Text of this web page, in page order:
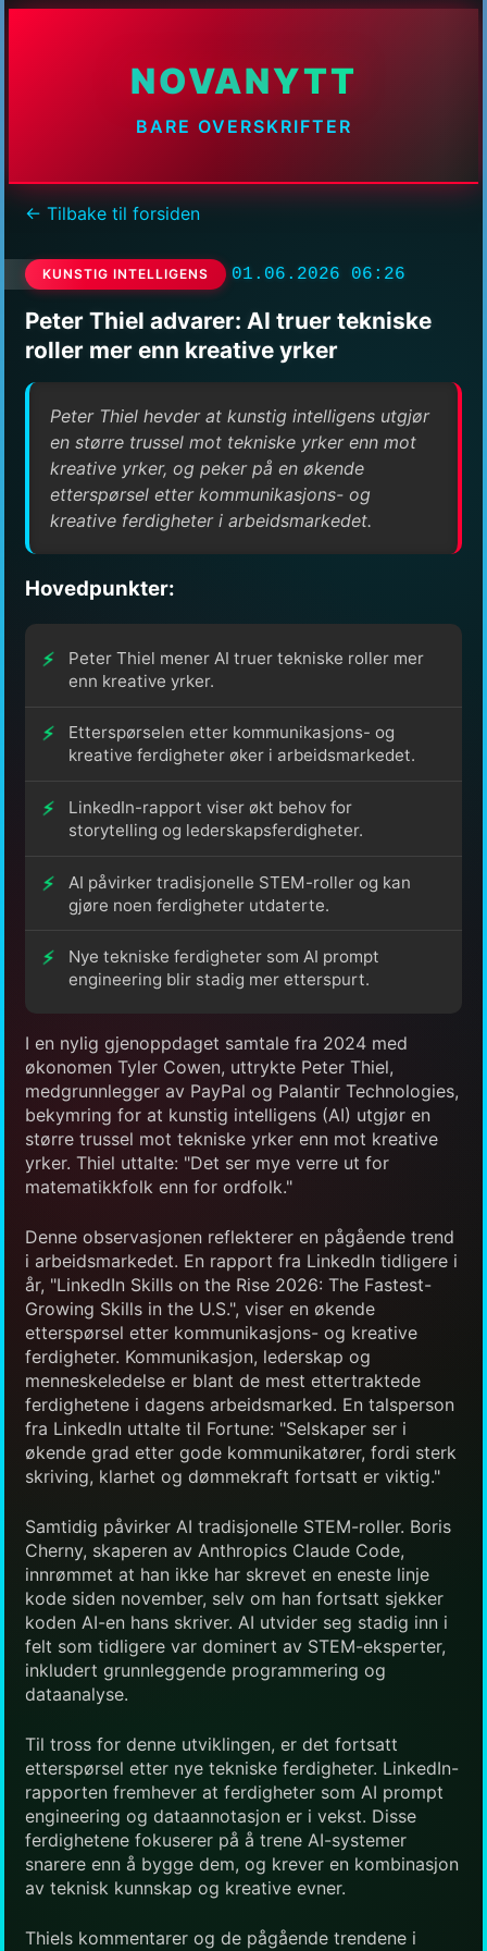
NOVANYTT
BARE OVERSKRIFTER
← Tilbake til forsiden
KUNSTIG INTELLIGENS 01.06.2026 06:26
Peter Thiel advarer: AI truer tekniske
roller mer enn kreative yrker
Peter Thiel hevder at kunstig intelligens utgjør
en større trussel mot tekniske yrker enn mot
kreative yrker, og peker på en økende
etterspørsel etter kommunikasjons- og
kreative ferdigheter i arbeidsmarkedet.
Hovedpunkter:
Peter Thiel mener AI truer tekniske roller mer
enn kreative yrker.
Etterspørselen etter kommunikasjons- og
kreative ferdigheter øker i arbeidsmarkedet.
LinkedIn-rapport viser økt behov for
storytelling og lederskapsferdigheter.
AI påvirker tradisjonelle STEM-roller og kan
gjøre noen ferdigheter utdaterte.
Nye tekniske ferdigheter som AI prompt
engineering blir stadig mer etterspurt.
I en nylig gjenoppdaget samtale fra 2024 med
økonomen Tyler Cowen, uttrykte Peter Thiel,
medgrunnlegger av PayPal og Palantir Technologies,
bekymring for at kunstig intelligens (AI) utgjør en
større trussel mot tekniske yrker enn mot kreative
yrker. Thiel uttalte: "Det ser mye verre ut for
matematikkfolk enn for ordfolk."
Denne observasjonen reflekterer en pågående trend
i arbeidsmarkedet. En rapport fra LinkedIn tidligere i
år, "LinkedIn Skills on the Rise 2026: The Fastest-
Growing Skills in the U.S.", viser en økende
etterspørsel etter kommunikasjons- og kreative
ferdigheter. Kommunikasjon, lederskap og
menneskeledelse er blant de mest ettertraktede
ferdighetene i dagens arbeidsmarked. En talsperson
fra LinkedIn uttalte til Fortune: "Selskaper ser i
økende grad etter gode kommunikatører, fordi sterk
skriving, klarhet og dømmekraft fortsatt er viktig."
Samtidig påvirker AI tradisjonelle STEM-roller. Boris
Cherny, skaperen av Anthropics Claude Code,
innrømmet at han ikke har skrevet en eneste linje
kode siden november, selv om han fortsatt sjekker
koden AI-en hans skriver. AI utvider seg stadig inn i
felt som tidligere var dominert av STEM-eksperter,
inkludert grunnleggende programmering og
dataanalyse.
Til tross for denne utviklingen, er det fortsatt
etterspørsel etter nye tekniske ferdigheter. LinkedIn-
rapporten fremhever at ferdigheter som AI prompt
engineering og dataannotasjon er i vekst. Disse
ferdighetene fokuserer på å trene AI-systemer
snarere enn å bygge dem, og krever en kombinasjon
av teknisk kunnskap og kreative evner.
Thiels kommentarer og de pågående trendene i